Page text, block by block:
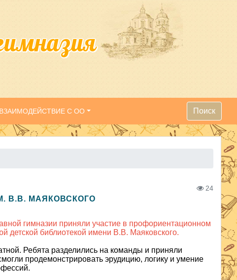
ВЗАИМОДЕЙСТВИЕ С ОО Поиск
24
В.В. МАЯКОВСКОГО
гимназии приняли участие в профориентационном
детской библиотекой имени В.В. Маяковского.
Ребята разделились на команды и приняли
продемонстрировать эрудицию, логику и умение